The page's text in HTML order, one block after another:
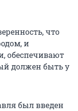
что
и
обеспечивают
должен быть у
был введен